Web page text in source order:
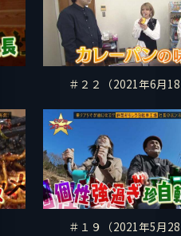
＃２２（2021年6月
＃１９（2021年5月